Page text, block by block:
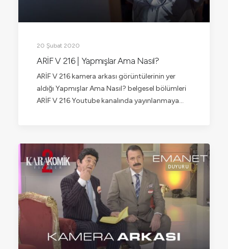
20 Şubat 2020
ARİF V 216 | Yapmışlar Ama Nasıl?
ARİF V 216 kamera arkası görüntülerinin yer
aldığı Yapmışlar Ama Nasıl? belgesel bölümleri
ARİF V 216 Youtube kanalında yayınlanmaya…
DUYURU